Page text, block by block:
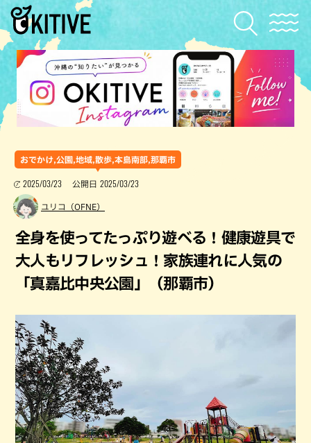
おでかけ,公園,地域,散歩,本島南部,那覇市
2025/03/23 公開日 2025/03/23
ユリコ（OFNE）
全身を使ってたっぷり遊べる！健康遊具で
大人もリフレッシュ！家族連れに人気の
「真嘉比中央公園」（那覇市）